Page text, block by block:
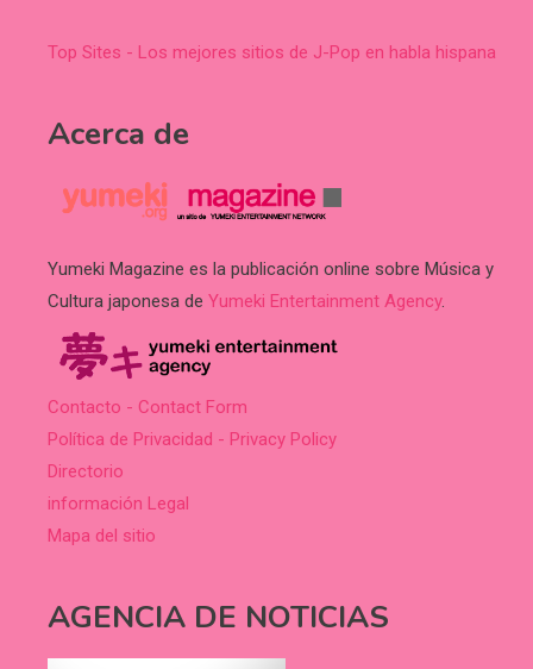
Top Sites - Los mejores sitios de J-Pop en habla hispana
Acerca de
Yumeki Magazine es la publicación online sobre Música y
Cultura japonesa de Yumeki Entertainment Agency.
Contacto - Contact Form
Política de Privacidad - Privacy Policy
Directorio
información Legal
Mapa del sitio
AGENCIA DE NOTICIAS